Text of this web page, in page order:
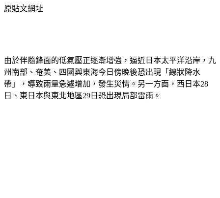
由於伴隨鋒面的低氣壓正逐漸增強，逼近日本太平洋沿岸，九
州南部、奄美、四國與東海今日傍晚後恐出現「線狀降水
帶」，導致雨量急遽增加，發生災情。另一方面，西日本28